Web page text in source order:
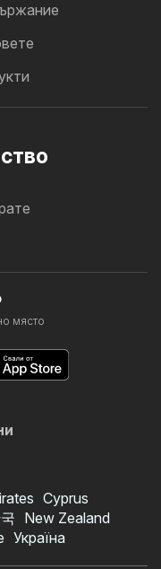
място
Cyprus
New Zealand
Україна